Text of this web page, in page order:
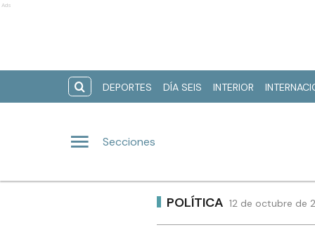
Ads
DEPORTES DÍA SEIS INTERIOR
Secciones
POLÍTICA 12 de octubre de